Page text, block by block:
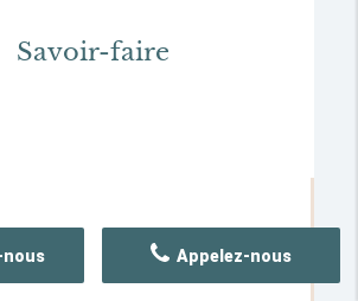
Savoir-faire
Appelez-nous